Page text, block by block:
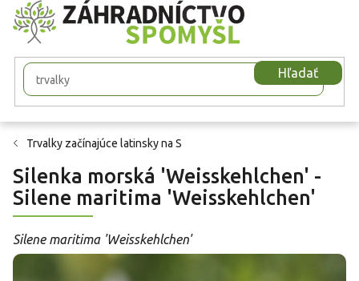
Prejsť
na
obsah
Hľadať
Trvalky začínajúce latinsky na S
Silenka morská 'Weisskehlchen' -
Silene maritima 'Weisskehlchen'
Silene maritima 'Weisskehlchen'